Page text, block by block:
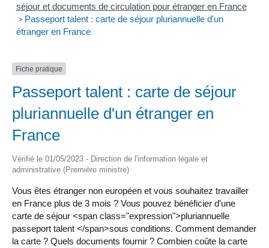
séjour et documents de circulation pour étranger en France
> Passeport talent : carte de séjour pluriannuelle d'un
étranger en France
Fiche pratique
Passeport talent : carte de séjour
pluriannuelle d'un étranger en
France
Vérifié le 01/05/2023 - Direction de l'information légale et
administrative (Première ministre)
Vous êtes étranger non européen et vous souhaitez travailler
en France plus de 3 mois ? Vous pouvez bénéficier d'une
carte de séjour <span class="expression">pluriannuelle
passeport talent </span>sous conditions. Comment demander
la carte ? Quels documents fournir ? Combien coûte la carte